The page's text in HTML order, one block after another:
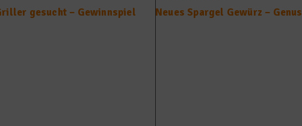
gesucht – Gewinnspiel Neues Spargel Gewürz –